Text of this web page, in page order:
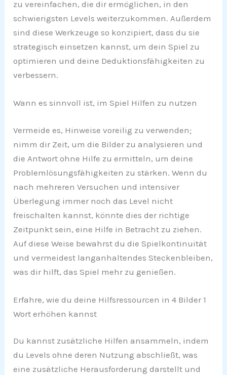
zu vereinfachen, die dir ermöglichen, in den
schwierigsten Levels weiterzukommen. Außerdem
sind diese Werkzeuge so konzipiert, dass du sie
strategisch einsetzen kannst, um dein Spiel zu
optimieren und deine Deduktionsfähigkeiten zu
verbessern.
Wann es sinnvoll ist, im Spiel Hilfen zu nutzen
Vermeide es, Hinweise voreilig zu verwenden;
nimm dir Zeit, um die Bilder zu analysieren und
die Antwort ohne Hilfe zu ermitteln, um deine
Problemlösungsfähigkeiten zu stärken. Wenn du
nach mehreren Versuchen und intensiver
Überlegung immer noch das Level nicht
freischalten kannst, könnte dies der richtige
Zeitpunkt sein, eine Hilfe in Betracht zu ziehen.
Auf diese Weise bewahrst du die Spielkontinuität
und vermeidest langanhaltendes Steckenbleiben,
was dir hilft, das Spiel mehr zu genießen.
Erfahre, wie du deine Hilfsressourcen in 4 Bilder 1
Wort erhöhen kannst
Du kannst zusätzliche Hilfen ansammeln, indem
du Levels ohne deren Nutzung abschließt, was
eine zusätzliche Herausforderung darstellt und